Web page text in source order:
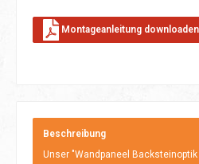
Montageanleitung downloaden
Beschreibung
Unser "Wandpaneel